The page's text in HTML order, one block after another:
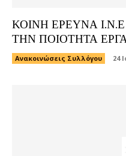
ΚΟΙΝΗ ΕΡΕΥΝΑ
ΤΗΝ ΠΟΙΟΤΗΤΑ
Ανακοινώσεις Συλλόγου 24